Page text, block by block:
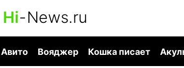
Hi-News.ru
Авито Вояджер Кошка писает